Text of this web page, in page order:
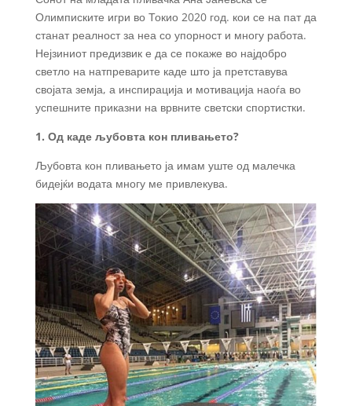
Олимписките игри во Токио 2020 год. кои се на пат да
станат реалност за неа со упорност и многу работа.
Нејзиниот предизвик е да се покаже во најдобро
светло на натпреварите каде што ја претставува
својата земја, а инспирација и мотивација наоѓа во
успешните приказни на врвните светски спортистки.
1. Од каде љубовта кон пливањето?
Љубовта кон пливањето ја имам уште од малечка
бидејќи водата многу ме привлекува.